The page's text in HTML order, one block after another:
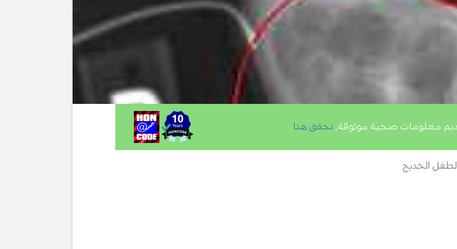
معلومات صحية موثوقة, تحقق هنا.
الخديج